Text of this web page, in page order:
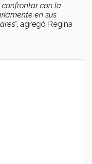
confrontar con la
en sus
”, agregó Regina